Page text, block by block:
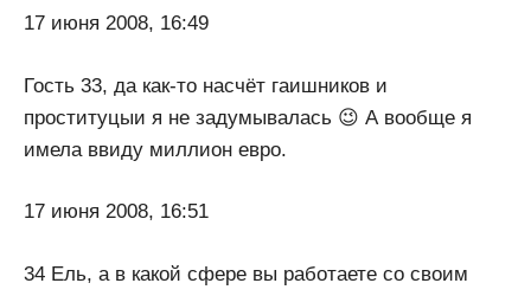
17 июня 2008, 16:49
Гость 33, да как-то насчёт гаишников и
проституцыи я не задумывалась 😉 А вообще я
имела ввиду миллион евро.
17 июня 2008, 16:51
34 Ель, а в какой сфере вы работаете со своим